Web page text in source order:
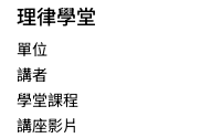
理律學堂
單位
講者
學堂課程
講座影片